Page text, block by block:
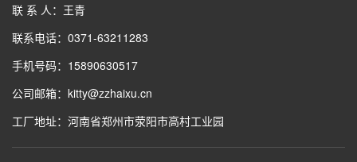
联 系 人：王青
联系电话：0371-63211283
手机号码：15890630517
公司邮箱：kitty@zzhaixu.cn
工厂地址：河南省郑州市荥阳市高村工业园